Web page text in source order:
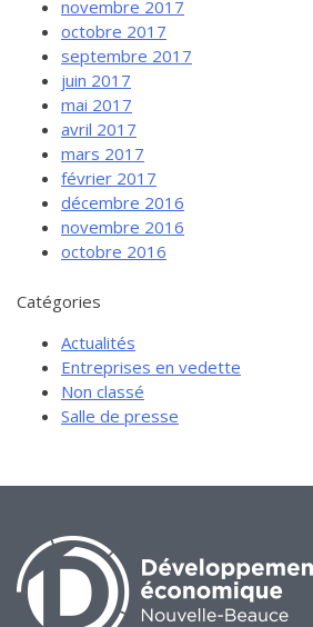
novembre 2017
octobre 2017
septembre 2017
juin 2017
mai 2017
avril 2017
mars 2017
février 2017
décembre 2016
novembre 2016
octobre 2016
Catégories
Actualités
Entreprises en vedette
Non classé
Salle de presse